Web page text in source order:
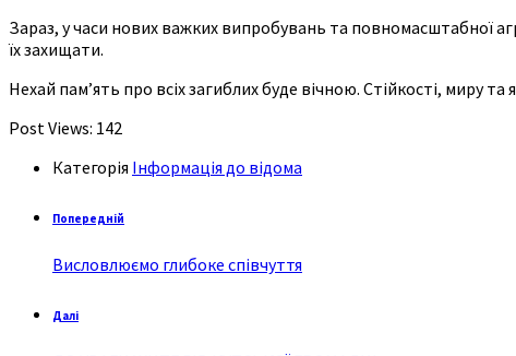
Зараз, у часи нових важких випробувань та повномасштабної
їх захищати.
Нехай пам’ять про всіх загиблих буде вічною. Стійкості, миру
Post Views: 142
Категорія Інформація до відома
Попередній
Висловлюємо глибоке співчуття
Далі